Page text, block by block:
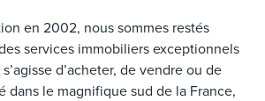
en 2002, nous sommes restés
services immobiliers exceptionnels
d’acheter, de vendre ou de
dans le magnifique sud de la France,